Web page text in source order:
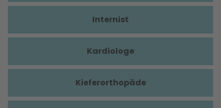
Internist
Kardiologe
Kieferorthopäde